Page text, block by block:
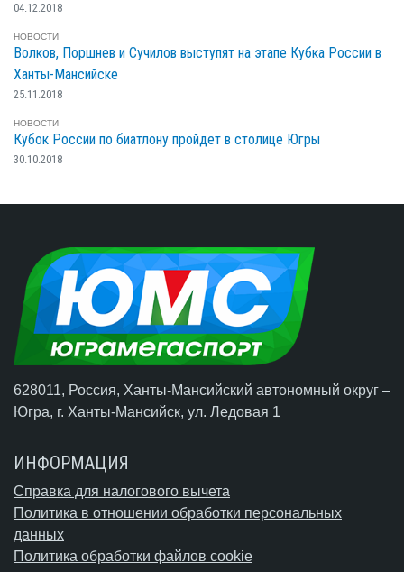
04.12.2018
НОВОСТИ
Волков, Поршнев и Сучилов выступят на этапе Кубка России в
Ханты-Мансийске
25.11.2018
НОВОСТИ
Кубок России по биатлону пройдет в столице Югры
30.10.2018
628011, Россия, Ханты-Мансийский автономный округ –
Югра, г. Ханты-Мансийск, ул. Ледовая 1
ИНФОРМАЦИЯ
Справка для налогового вычета
Политика в отношении обработки персональных
данных
Политика обработки файлов cookie